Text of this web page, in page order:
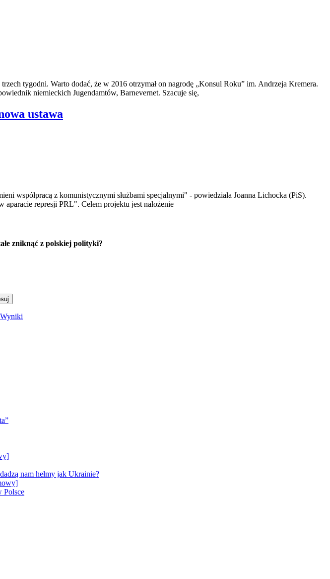
tygodni. Warto dodać, że w 2016 otrzymał on nagrodę „Konsul Roku” im. Andrzeja Kremera.
niemieckich Jugendamtów, Barnevernet. Szacuje się,
ustawa
współpracą z komunistycznymi służbami specjalnymi" - powiedziała Joanna Lichocka (PiS).
aparacie represji PRL". Celem projektu jest nałożenie
zniknąć z polskiej polityki?
nam hełmy jak Ukrainie?
Polsce